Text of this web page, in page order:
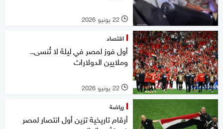
l 22 يونيو 2026
اقتصاد
أول فوز لمصر في ليلة لا تُنسى..
وملايين الدولارات
l 22 يونيو 2026
رياضة
أرقام تاريخية تزين أول انتصار لمصر